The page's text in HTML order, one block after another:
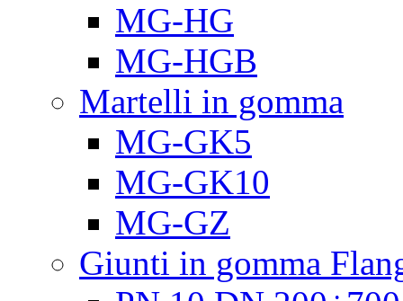
MG-HG
MG-HGB
Martelli in gomma
MG-GK5
MG-GK10
MG-GZ
Giunti in gomma